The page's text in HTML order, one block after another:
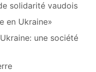
solidarité vaudois
en Ukraine»
une société